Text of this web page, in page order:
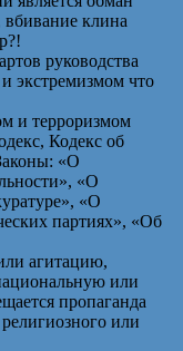
вбивание клина
руководства
экстремизмом что
и терроризмом
Кодекс об
«О
«О
«О
партиях», «Об
агитацию,
или
пропаганда
или